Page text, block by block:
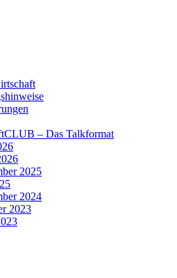
– Das Talkformat
2025
2024
2023